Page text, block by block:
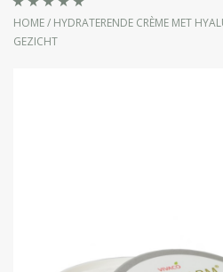
Specialiteiten
HOME/ HYDRATERENDE CRÈME MET
GEZICHT